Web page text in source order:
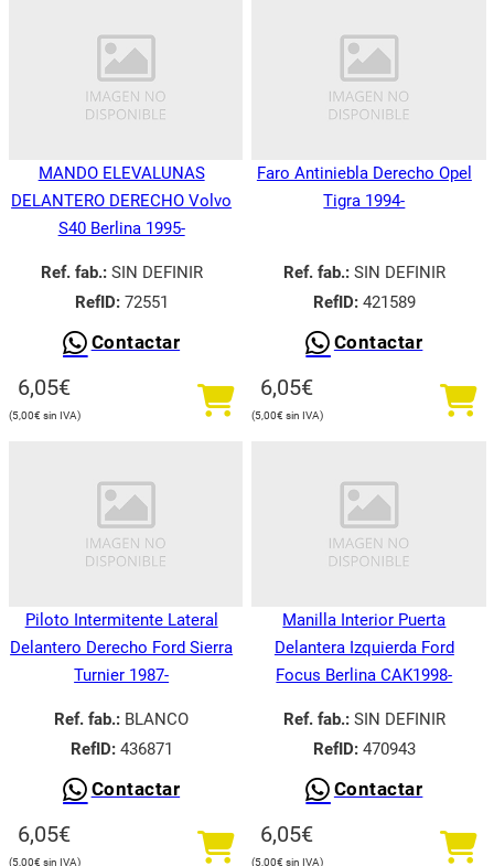
MANDO ELEVALUNAS
DELANTERO DERECHO Volvo
S40 Berlina 1995-
Ref. fab.:SIN DEFINIR
RefID:72551
Contactar
6,05€
5,00€
Faro Antiniebla Derecho Opel
Tigra 1994-
Ref. fab.:SIN DEFINIR
RefID:421589
Contactar
6,05€
5,00€
Piloto Intermitente Lateral
Delantero Derecho Ford Sierra
Turnier 1987-
Ref. fab.: BLANCO
RefID:436871
Contactar
6,05€
5,00€
Manilla Interior Puerta
Delantera Izquierda Ford
Focus Berlina CAK1998-
Ref. fab.:SIN DEFINIR
RefID:470943
Contactar
6,05€
5,00€